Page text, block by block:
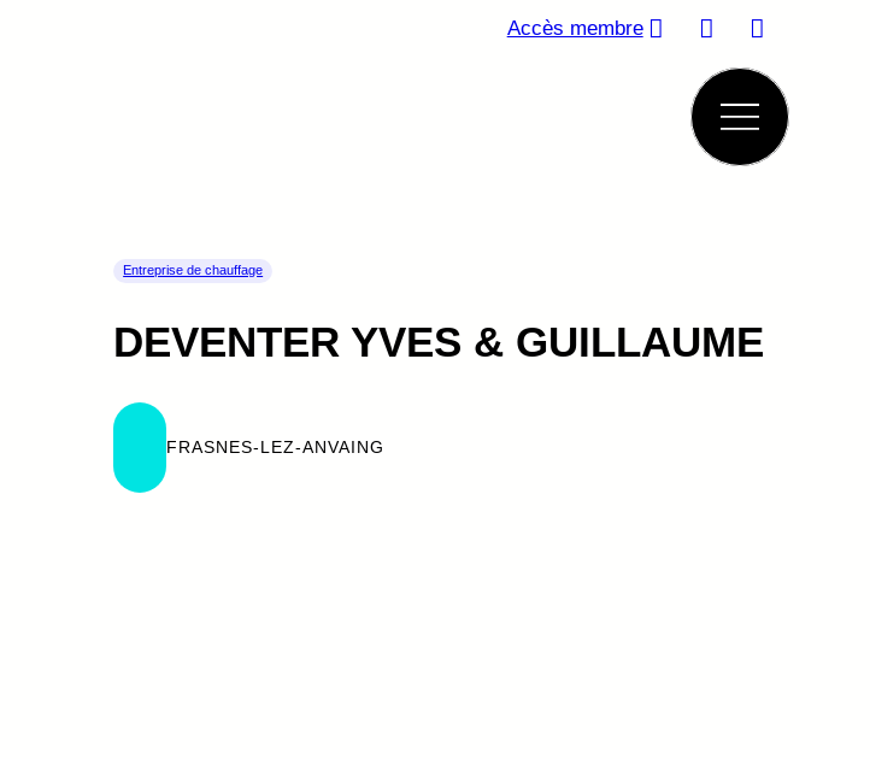
Accès membre
Entreprise de chauffage
DEVENTER YVES & GUILLAUME
FRASNES-LEZ-ANVAING